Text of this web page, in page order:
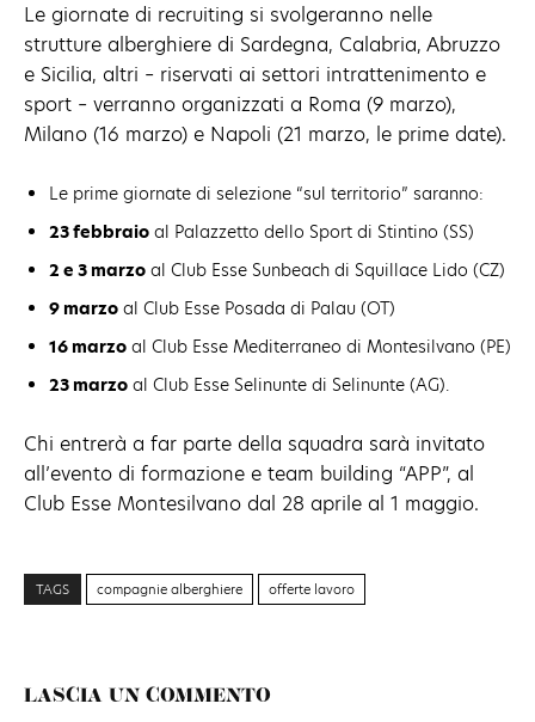
Le giornate di recruiting si svolgeranno nelle
strutture alberghiere di Sardegna, Calabria, Abruzzo
e Sicilia, altri – riservati ai settori intrattenimento e
sport – verranno organizzati a Roma (9 marzo),
Milano (16 marzo) e Napoli (21 marzo, le prime date).
Le prime giornate di selezione “sul territorio” saranno:
23 febbraio al Palazzetto dello Sport di Stintino (SS)
2 e 3 marzo al Club Esse Sunbeach di Squillace Lido (CZ)
9 marzo al Club Esse Posada di Palau (OT)
16 marzo al Club Esse Mediterraneo di Montesilvano (PE)
23 marzo al Club Esse Selinunte di Selinunte (AG).
Chi entrerà a far parte della squadra sarà invitato
all’evento di formazione e team building “APP”, al
Club Esse Montesilvano dal 28 aprile al 1 maggio.
TAGS compagnie alberghiere offerte lavoro
LASCIA UN COMMENTO